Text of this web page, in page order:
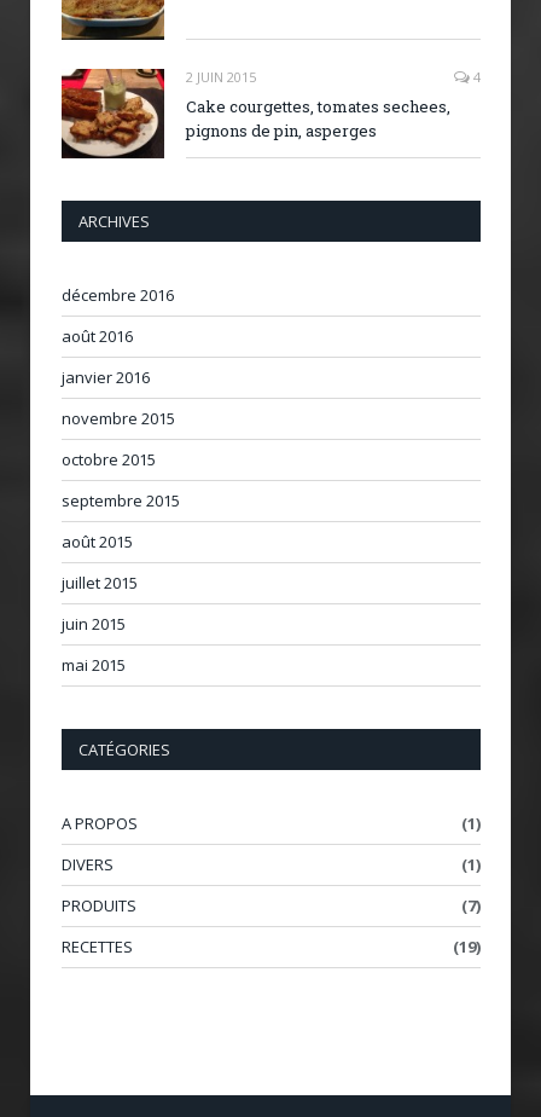
2 JUIN 2015 4
Cake courgettes, tomates sechees,
pignons de pin, asperges
ARCHIVES
décembre 2016
août 2016
janvier 2016
novembre 2015
octobre 2015
septembre 2015
août 2015
juillet 2015
juin 2015
mai 2015
CATÉGORIES
A PROPOS
(1)
DIVERS
(1)
PRODUITS
(7)
RECETTES
(19)